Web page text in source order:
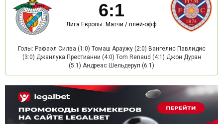
6:1
Лига Европы: Матчи / плей-офф
Голы: Рафаэл Силва (1:0) Томаш Араужу (2:0) Вангелис Павлидис
(3:0) Джанлука Престианни (4:0) Tom Renaud (4:1) Джон Дуран
(5:1) Андреас Шельдеруп (6:1)